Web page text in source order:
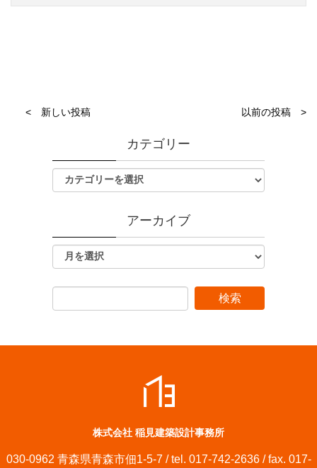
< 新しい投稿 以前の投稿 >
カテゴリー
アーカイブ
株式会社 稲見建築設計事務所
030-0962 青森県青森市佃1-5-7 / tel. 017-742-2636 / fax. 017-